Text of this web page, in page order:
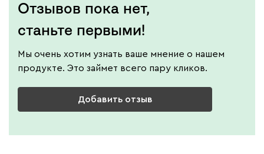
Отзывов пока нет,
станьте первыми!
Мы очень хотим узнать ваше мнение о нашем
продукте. Это займет всего пару кликов.
Добавить отзыв